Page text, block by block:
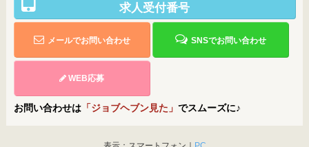
求人受付番号
メールでお問い合わせ SNSでお問い合わせ
WEB応募
お問い合わせは「ジョブヘブン見た」 でスムーズに♪